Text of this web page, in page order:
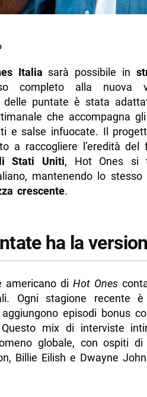
Italia sarà possibile in
completo alla nuova
puntate è stata
che accompagna
e salse infuocate. Il
a raccogliere l’eredità del
Stati Uniti, Hot Ones si
mantenendo lo stesso
crescente.
ha la
americano di Hot Ones
Ogni stagione recente
episodi bonus
mix di interviste
globale, con ospiti
Billie Eilish e Dwayne